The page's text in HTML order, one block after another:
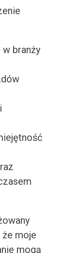
branży
że moje
mogą